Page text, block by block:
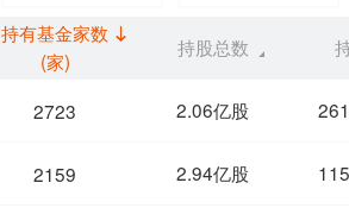
持有基金家数
(家)
持股总数
2723 2.06亿股
2159 2.94亿股